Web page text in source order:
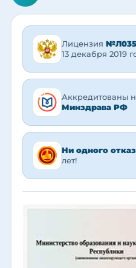
Лицензия
13 декабря 2019
Аккредитованы
Минздрава РФ
Ни одного
лет!